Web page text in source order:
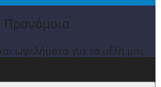
Προνόμοια
ωφελήματα για τα μέλη μας